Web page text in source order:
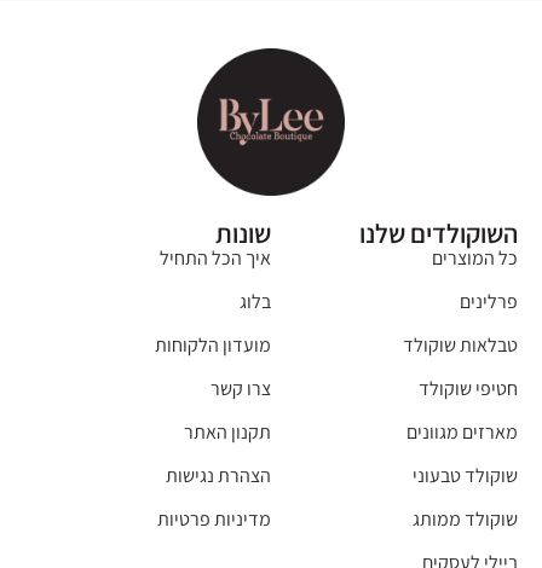
השוקולדים שלנו
כל המוצרים
פרלינים
טבלאות שוקולד
חטיפי שוקולד
מארזים מגוונים
שוקולד טבעוני
שוקולד ממותג
ביילי לעסקים
שונות
איך הכל התחיל
בלוג
מועדון הלקוחות
צרו קשר
תקנון האתר
הצהרת נגישות
מדיניות פרטיות